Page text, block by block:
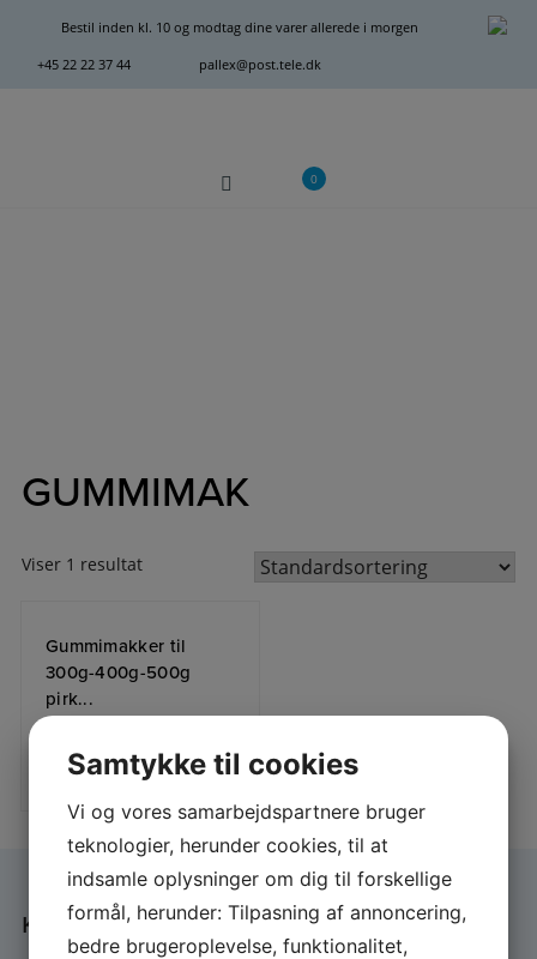
indholdet
Bestil inden kl. 10 og modtag dine varer allerede i morgen
+45 22 22 37 44 pallex@post.tele.dk
0
GUMMIMAK
Viser 1 resultat
Gummimakker til
300g-400g-500g
pirk...
25,00DKK LÆS MERE
KONTAKT
Samtykke til cookies
Vi og vores samarbejdspartnere bruger
teknologier, herunder cookies, til at
indsamle oplysninger om dig til forskellige
formål, herunder: Tilpasning af annoncering,
bedre brugeroplevelse, funktionalitet,